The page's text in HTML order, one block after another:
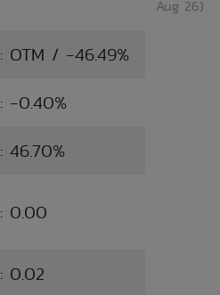
Aug 26)
: OTM / -46.49%
: -0.40%
: 46.70%
: 0.00
: 0.02